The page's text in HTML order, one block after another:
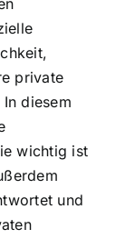
private
diesem
wichtig ist
und